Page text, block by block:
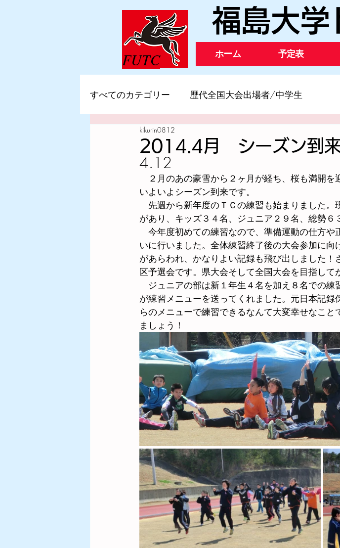
FUTC
福島大学
ホーム 予定表
すべてのカテゴリー 歴代全国大会出場者/中学生
歴代全国小学生陸上競技交流大会出場者
2019年度 2018年度 2017年度
2015年度 2014年度 2013年度 2012年度
2010年度～2011年度 2008年度～2009年度
2004年度～2005年度 過去の練習風景 2003年度
2024年度 2023年度 練習風景 2023年度・2024
2025年度の試合結果 練習風景2025年度
歴代東日本都道県小学生陸上競技交流大会出場者 練
歴代東日本都道県小学生陸上競技交流大会出場者
2014.4月 シーズン到来
kikurin0812
4.12
２月のあの豪雪から２ヶ月が経ち、桜も満開を
いよいよシーズン到来です。
先週から新年度のＴＣの練習も始まりました。
があり、キッズ３４名、ジュニア２９名、総勢
今年度初めての練習なので、準備運動の仕方や
いに行いました。全体練習終了後の大会参加に
があらわれ、かなりよい記録も飛び出しました
区予選会です。県大会そして全国大会を目指して
ジュニアの部は新１年生４名を加え８名での練
が練習メニューを送ってくれました。元日本記
らのメニューで練習できるなんて大変幸せなこ
ましょう！